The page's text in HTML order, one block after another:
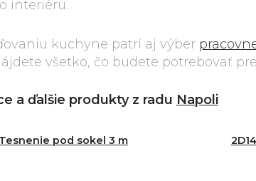
interiéru.
kuchyne patrí aj výber
všetko, čo budete potrebovať
a ďalšie produkty z radu Napoli
Tesnenie pod sokel 3 m